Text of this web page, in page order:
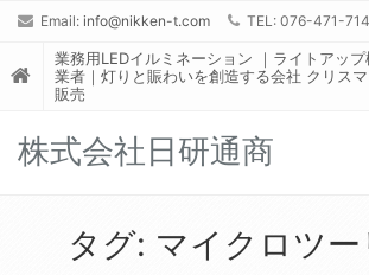
Email: info@nikken-t.com TEL: 076-471-
業務用LEDイルミネーション ｜ライトアッ
業者｜灯りと賑わいを創造する会社 クリス
販売
株式会社日研通商
タグ: マイクロツー